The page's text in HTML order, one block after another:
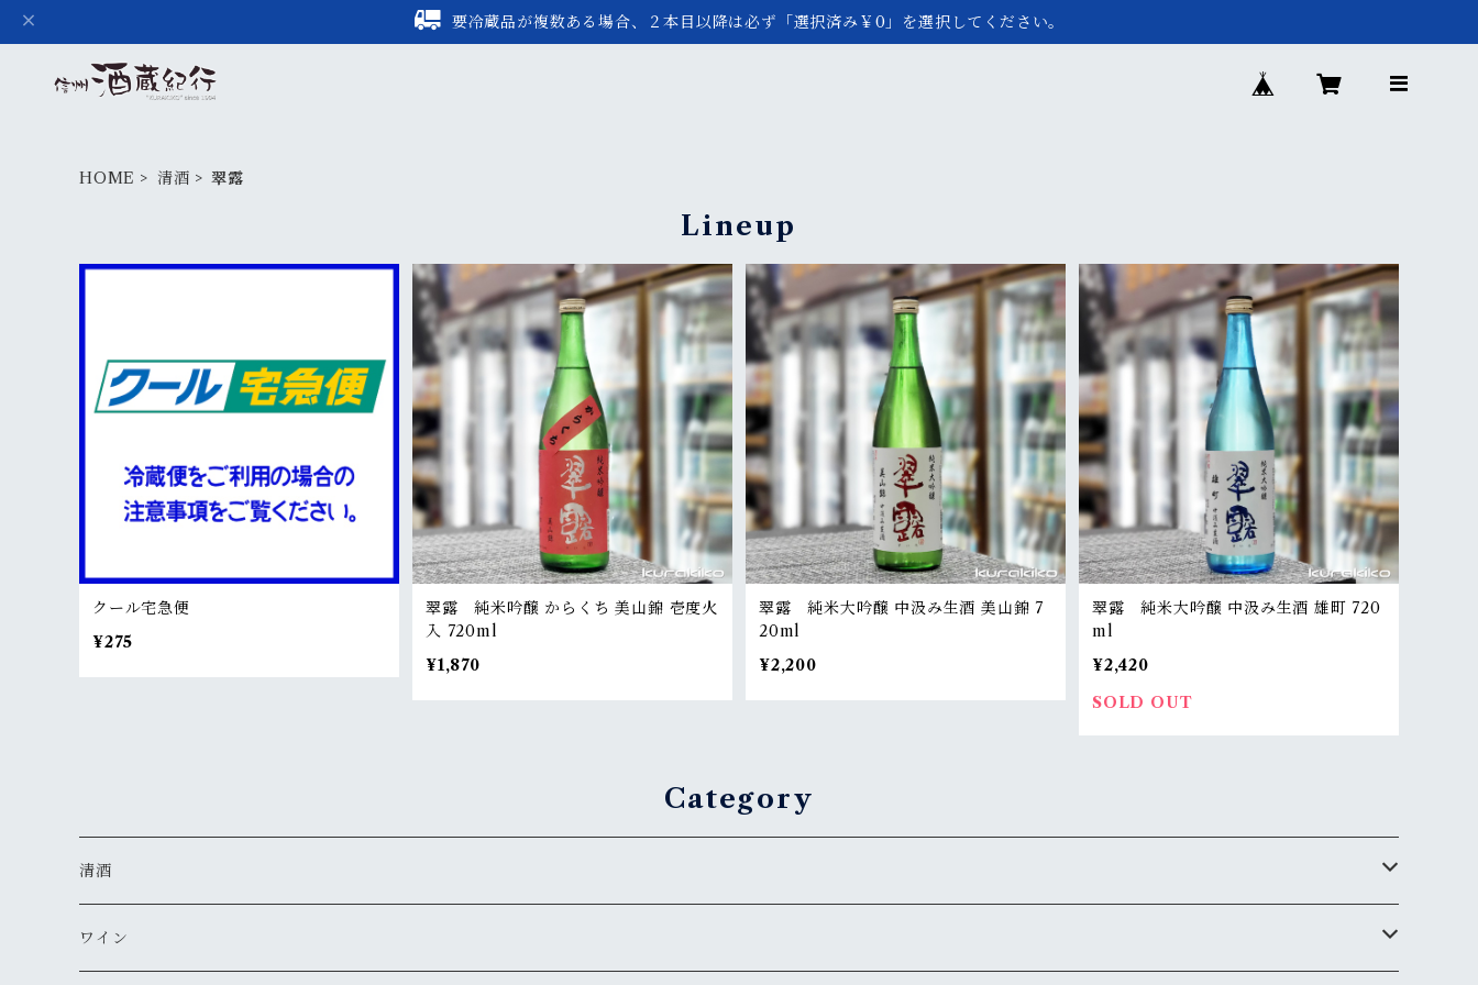
要冷蔵品が複数ある場合、２本目以降は必ず「選択済み￥0」を選択してください。
HOME 清酒 翠露
Lineup
クール宅急便
¥275
翠露 純米吟醸 からくち 美山錦 壱度火
入 720ml
¥1,870
翠露 純米大吟醸 中汲み生酒 美山錦 7
20ml
¥2,200
翠露 純米大吟醸 中汲み生酒 雄町 720
ml
¥2,420
SOLD OUT
Category
清酒
MIYASAKA
ワイン